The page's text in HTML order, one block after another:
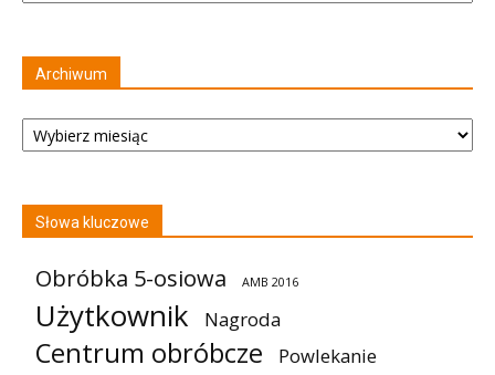
Archiwum
Archiwum
Słowa kluczowe
Obróbka 5-osiowa AMB 2016
Użytkownik Nagroda
Centrum obróbcze Powlekanie